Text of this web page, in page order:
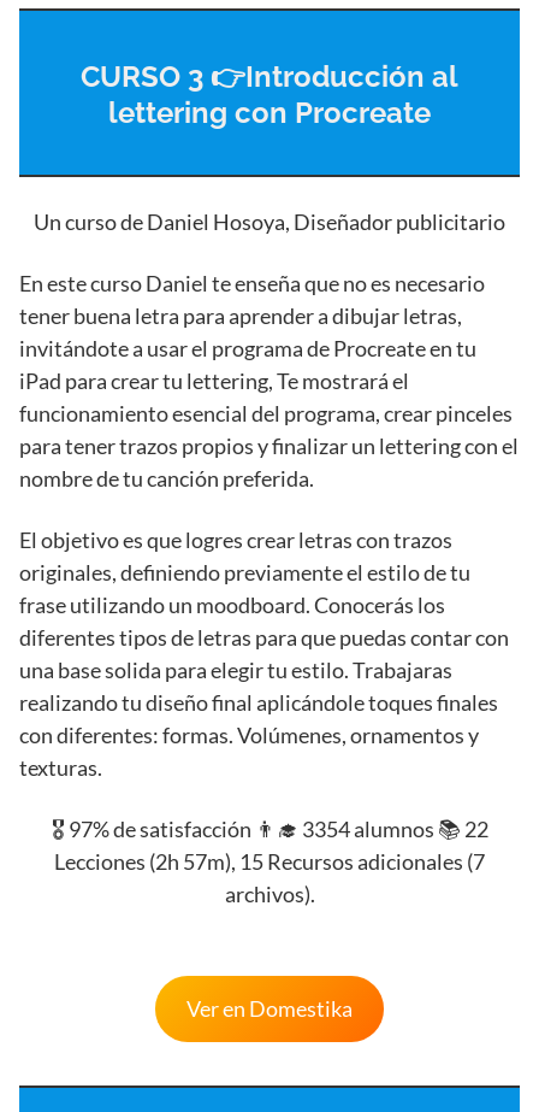
CURSO 3 👉Introducción al
lettering con Procreate
Un curso de Daniel Hosoya, Diseñador publicitario
En este curso Daniel te enseña que no es necesario
tener buena letra para aprender a dibujar letras,
invitándote a usar el programa de Procreate en tu
iPad para crear tu lettering, Te mostrará el
funcionamiento esencial del programa, crear pinceles
para tener trazos propios y finalizar un lettering con el
nombre de tu canción preferida.
El objetivo es que logres crear letras con trazos
originales, definiendo previamente el estilo de tu
frase utilizando un moodboard. Conocerás los
diferentes tipos de letras para que puedas contar con
una base solida para elegir tu estilo. Trabajaras
realizando tu diseño final aplicándole toques finales
con diferentes: formas. Volúmenes, ornamentos y
texturas.
🎖️ 97% de satisfacción 👨‍🎓 3354 alumnos 📚 22
Lecciones (2h 57m), 15 Recursos adicionales (7
archivos).
Ver en Domestika